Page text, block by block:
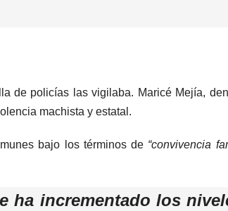
de policías las vigilaba. Maricé Mejía,
machista y estatal.
bajo los términos de “convivencia
ha incrementado los